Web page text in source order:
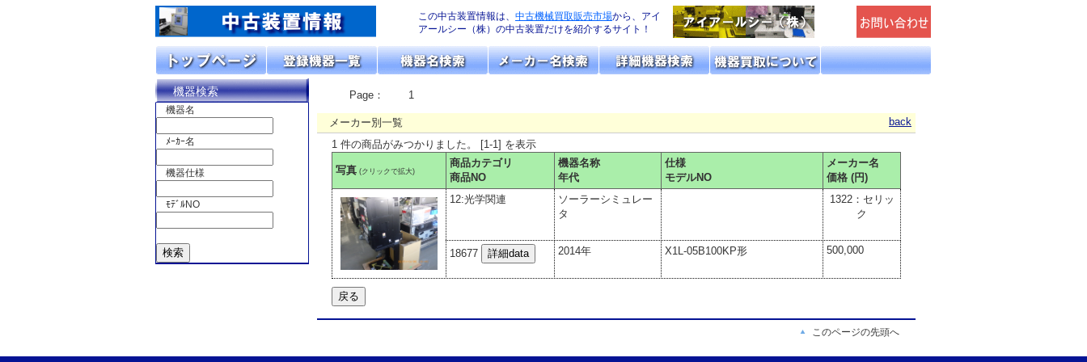
この中古装置情報は、 中古機械買取販売市場から、アイ
アールシー（株）の中古装置だけを紹介するサイト！
機器検索
機器名
ﾒｰｶｰ名
機器仕様
ﾓﾃﾞﾙNO
Page： 1
back
メーカー別一覧
1 件の商品がみつかりました。 [1-1] を表示
写真 (クリックで拡大)
商品カテゴリ
商品NO
機器名称
年代
仕様
モデルNO
メーカー名
価格 (円)
12:光学関連
ソーラーシミュレー
タ
1322：セリッ
ク
18677 2014年 X1L-05B100KP形 500,000
このページの先頭へ